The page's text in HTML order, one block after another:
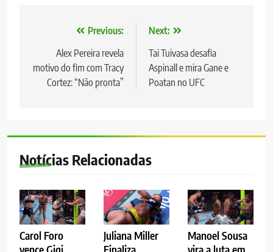
Navegação
Post
Previous:
Alex Pereira revela
motivo do fim com Tracy
Cortez: “Não pronta”
Next:
Tai Tuivasa desafia
Aspinall e mira Gane e
Poatan no UFC
Notícias Relacionadas
Carol Foro
Juliana Miller
Manoel Sousa